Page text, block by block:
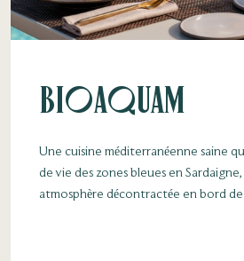
Bioaquam
Une cuisine méditerranéenne saine
de vie des zones bleues en
atmosphère décontractée en bord de